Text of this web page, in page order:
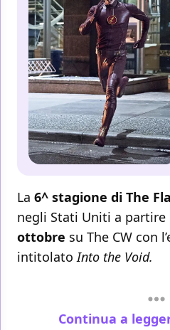
La 6^ stagione di The
negli Stati Uniti a partire
ottobre su The CW con
intitolato Into the Void.
Continua a